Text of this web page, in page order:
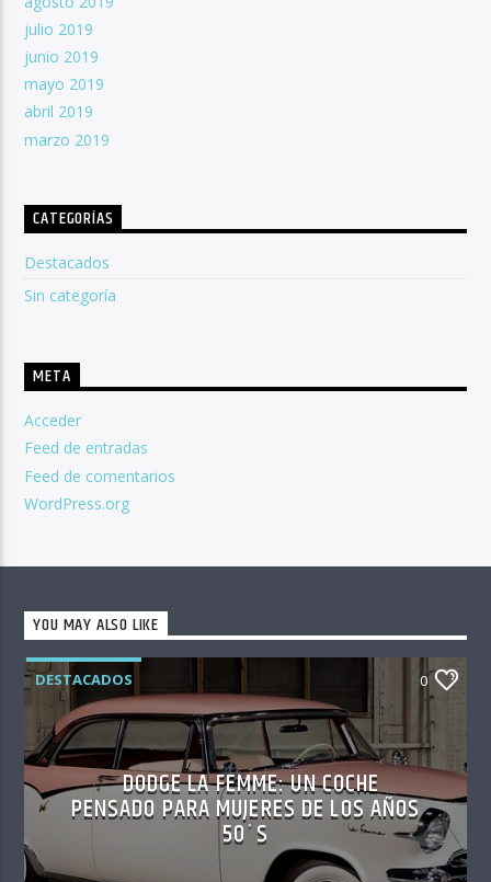
julio 2019
junio 2019
mayo 2019
abril 2019
marzo 2019
CATEGORÍAS
Destacados
Sin categoría
META
Acceder
Feed de entradas
Feed de comentarios
WordPress.org
YOU MAY ALSO LIKE
DESTACADOS 0
DODGE LA FEMME: UN COCHE
PENSADO PARA MUJERES DE LOS AÑOS
50´S